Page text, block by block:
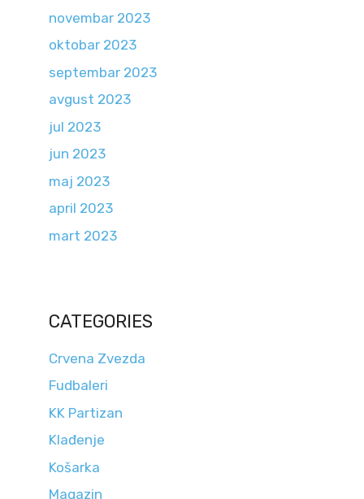
novembar 2023
oktobar 2023
septembar 2023
avgust 2023
jul 2023
jun 2023
maj 2023
april 2023
mart 2023
CATEGORIES
Crvena Zvezda
Fudbaleri
KK Partizan
Klađenje
Košarka
Magazin